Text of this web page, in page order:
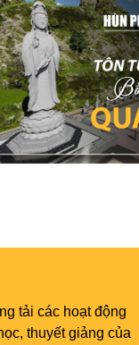
tải các hoạt động
thuyết giảng của